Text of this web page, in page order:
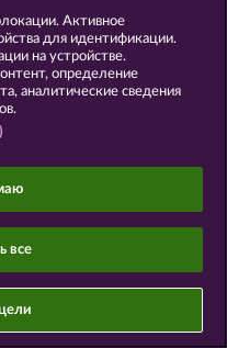
GmbH
Активное
для идентификации.
на устройстве.
определение
аналитические сведения
все